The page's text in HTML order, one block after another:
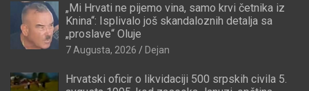
„Mi Hrvati ne pijemo vina, samo krvi četnika iz
Knina“: Isplivalo još skandaloznih detalja sa
„proslave“ Oluje
7 Augusta, 2026 Dejan
Hrvatski oficir o likvidaciji 500 srpskih civila 5.